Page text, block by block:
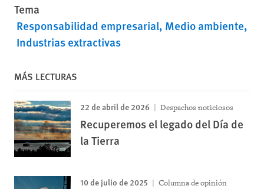
Tema
Responsabilidad empresarial Medio ambiente
Industrias extractivas
MÁS LECTURAS
22 de abril de 2026 Despachos noticiosos
Recuperemos el legado del Día de
la Tierra
10 de julio de 2025 Columna de opinión